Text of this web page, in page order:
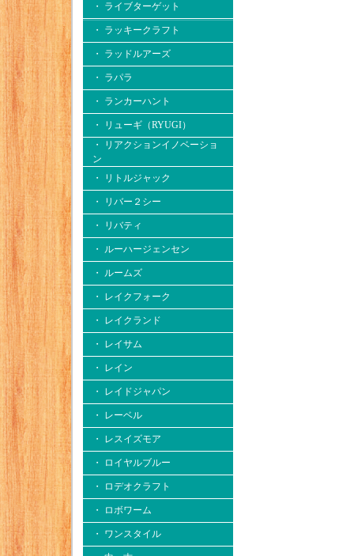
・ ライブターゲット
・ ラッキークラフト
・ ラッドルアーズ
・ ラパラ
・ ランカーハント
・ リューギ（RYUGI）
・ リアクションイノベーショ
ン
・ リトルジャック
・ リバー２シー
・ リバティ
・ ルーハージェンセン
・ ルームズ
・ レイクフォーク
・ レイクランド
・ レイサム
・ レイン
・ レイドジャパン
・ レーベル
・ レスイズモア
・ ロイヤルブルー
・ ロデオクラフト
・ ロボワーム
・ ワンスタイル